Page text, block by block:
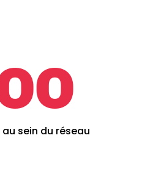
sein du réseau